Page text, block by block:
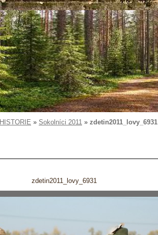
HISTORIE » Sokolníci 2011 » zdetin2011_lovy_6931
zdetin2011_lovy_6931